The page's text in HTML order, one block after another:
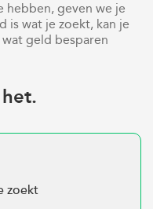
hebben, geven we je
is wat je zoekt, kan je
geld besparen
zoekt